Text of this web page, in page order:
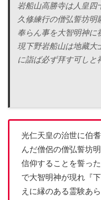
岩船山高勝寺は人皇四
久修練行の僧弘誓坊明
奉らん事を大智明神に
現下野岩船山は地藏大
に詣ば必ず拜す可しと
光仁天皇の治世に伯
んだ僧侶の僧弘誓坊
信仰することを誓っ
で大智明神が現れ『
えに縁のある霊験あ